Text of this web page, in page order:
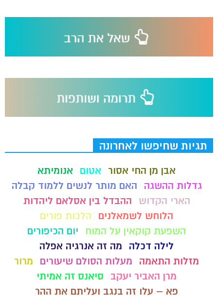
תגיות שחיפשו לאחרונה
אבן מן החי אסור אטום
אנומיתא
גדלות ההשגה
האם מותר לנשים ללמוד קבלה
הארי הקדוש
ההבדל בין אסלאם ליהדות
הלוחש לשמאלנים
הלכות פורים
השפעת קוקאין על המוח
יום הכיפורים
לילה דכלה
מה זה אנרגיה אפלה
מזלות התאמה
מעלות הסולם שיעורים
מרור
מרן האביר יעקב
סיאנס זה אמיתי
פא – עלו זה בנגב ועליתם את ההר